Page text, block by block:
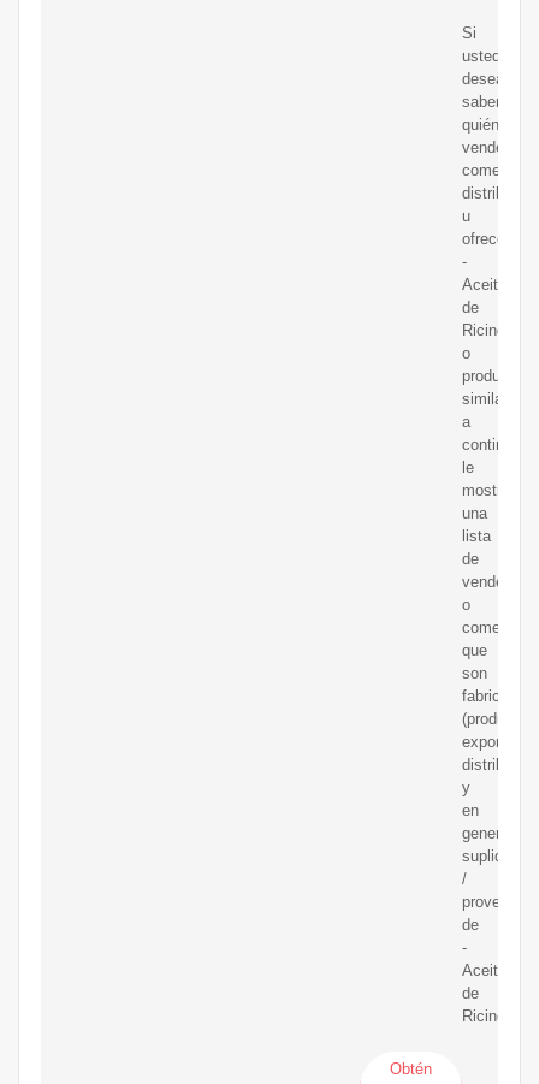
Si
usted
desea
saber
quién
vende,
distribuye
u
ofrece
-
Aceite
de
Ricino
o
productos
similares,
a
le
mostramos
una
lista
de
o
que
son
fabricantes
y
en
general
suplidores
/
de
-
Aceite
de
Ricino.
Obtén